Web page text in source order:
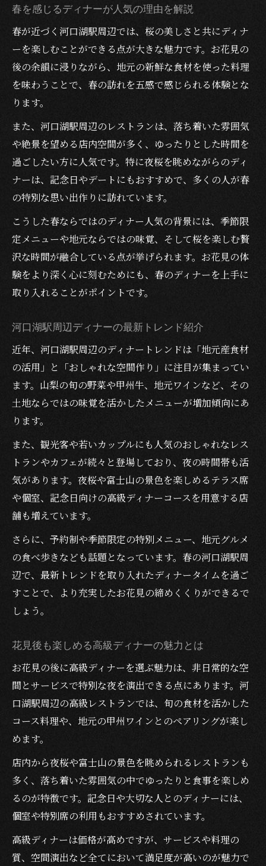
春を感じるディナーが人気の理由を解説
春が近づく河口湖駅周辺では、桜の美しさと共にディナ
ーを楽しむことができる点が大きな魅力です。お花見の
後の余韻に浸りながら、地元の新鮮な食材を使った料理
を味わうことで、春の訪れを五感で感じられる体験とな
ります。
また、河口湖駅周辺のレストランは、落ち着いた雰囲気
や絶景を望める店内空間が多く、ゆったりとした時間を
過ごしたい方に人気です。特に夜桜を眺めながらのディ
ナーは、記念日やデートにもおすすめで、多くの人が春
の特別な思い出作りに訪れています。
こうした春ならではのディナー人気の背景には、季節限
定メニューや地元ならではの味覚、そして桜を楽しむ贅
沢な時間が融合している点が挙げられます。お花見の体
験をより深く心に刻むためにも、春のディナーを上手に
取り入れることがポイントです。
河口湖駅周辺ディナーの最新トレンド紹介
近年、河口湖駅周辺のディナートレンドは「地元産食材
の活用」と「おしゃれな空間作り」に注目が集まってい
ます。山梨の旬の野菜や甲州牛、地元ワインなど、その
土地ならではの味覚を活かしたメニューが増加傾向にあ
ります。
また、観光客や若いカップルにも人気のおしゃれなレス
トランやカフェが続々と登場しており、夜の時間帯も活
気があります。夜桜や富士山の景色を楽しめるテラス席
や個室、記念日向けの高級ディナーコースを用意する店
舗も増えています。
さらに、予約制や季節限定の特別メニュー、地元グルメ
の食べ歩きなども話題となっています。春の河口湖駅周
辺で、最新トレンドを取り入れたディナータイムを過ご
すことで、より充実したお花見の締めくくりができるで
しょう。
花見後も楽しめる高級ディナーの魅力とは
お花見の後に高級ディナーを選ぶ魅力は、非日常的な空
間とサービスで特別な夜を演出できる点にあります。河
口湖駅周辺の高級レストランでは、旬の食材を活かした
コース料理や、地元の甲州ワインとのペアリングが楽し
めます。
店内から夜桜や富士山の景色を眺められるレストランも
多く、落ち着いた雰囲気の中でゆったりと食事を楽しめ
るのが特徴です。記念日や大切な人とのディナーには、
個室や特別席の利用もおすすめされています。
高級ディナーは価格が高めですが、サービスや料理の
質、空間演出など全てにおいて満足度が高いのが魅力で